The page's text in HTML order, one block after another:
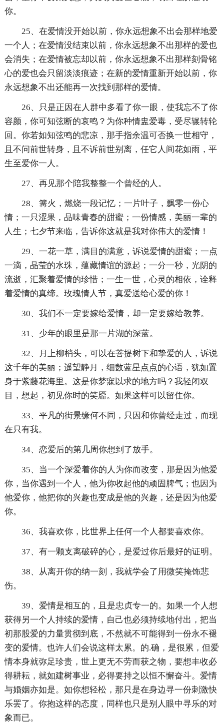
你。
25、在爱情没开始以前，你永远想象不出会那样地爱
一个人；在爱情没结束以前，你永远想象不出那样的爱也
会消失；在爱情被忘却以前，你永远想象不出那样刻骨铭
心的爱也会只留淡淡痕迹；在新的爱情重新开始以前，你
永远想象不出还能再一次找到那样的爱情。
26、只是正因在人群中多看了你一眼，使我忘不了你
容颜，你可知弦断的哀鸣？为你种情盅爱毒，受尽辗转轮
回。你若如知弦鸣的悲凉，那手指余温可否换一世相守，
且不问前世转身，且不诉前世别离，任它人间花如雨，平
生至爱你一人。
27、再见那个陪我整整一个曾经的人。
28、篝火，燃烧一段记忆；一片叶子，飘零一份心
情；一只涩果，品味青春的甜蜜；一份情感，美丽一辈的
人生；七夕节来临，告诉你这就是我对你伟大的爱情！
29、一花一草，满目的满意，诉说爱情的甜蜜；一点
一滴，晶莹的水珠，蕴藏情谊的源起；一分一秒，光阴的
流逝，汇聚着爱情的珍惜；一生一世，心灵的相依，诠释
着爱情的真缔。玫瑰情人节，真爱送给心爱的你！
30、我们不一定要嫁给爱情，却一定要嫁给教养。
31、少年的眼里是那一片湖的深蓝。
32、月上柳梢头，可以在菩提树下和挚爱的人，诉说
这千年的美丽；遥望静月，细数蓝星点点的心语，犹如置
身于紫藤花海里。这是你梦寐以求的地方吗？我轻闭双
目，想起，初见你时的笑靥。如果这样可以留住你。
33、平凡的街景缘何不同，只因和你曾经走过，而现
在只有我。
34、恋爱后的第几周你想到了放手。
35、当一个深爱着你的人为你而改变，那是因为他爱
你，当你遇到一个人，他为你收起他的顽固脾气；也因为
他爱你，他把你的兴趣也变成是他的兴趣，还是因为他爱
你。
36、我喜欢你，比世界上任何一个人都要喜欢你。
37、有一颗支离破碎的心，是爱过你后最好的证明。
38、从离开你的纳一刻，我就学会了用微笑掩饰悲
伤。
39、爱情是相互的，且是忠贞专一的。如果一个人想
获得另一个人持续的爱情，自己也必须持续地付出，把当
初那股爱的力量贯彻到底，不然就不可能得到一份永不褪
变的爱情。也许人们会说这样太累。的.确，是很累，但爱
情本身就弥足珍贵，世上更无不劳而获之物，要想丰收必
得耕耘，就如建树事业，必得要持之以恒不懈奋斗。爱情
与婚姻亦如是。如你想轻松，那只是在身边寻一份刺激快
乐罢了。你抱这样的态度，同样也只是别人眼中寻乐的对
象而已。